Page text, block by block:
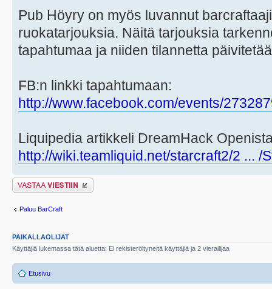
Pub Höyry on myös luvannut
ruokatarjouksia. Näitä tarjouksia
tapahtumaa ja niiden tilannetta
FB:n linkki tapahtumaan:
http://www.facebook.com/events/
Liquipedia artikkeli DreamHack
http://wiki.teamliquid.net/starcraft2/2 ... /
Lähetä vastaus
Paluu BarCraft
PAIKALLAOLIJAT
Käyttäjiä lukemassa tätä aluetta: Ei rekisteröityneitä käyttäjiä ja 2 vierailijaa
Etusivu